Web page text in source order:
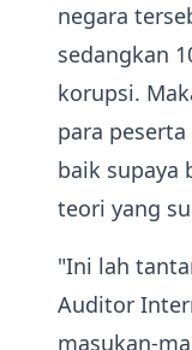
negara
sedangkan
korupsi.
para
baik supaya
teori yang
"Ini lah
Auditor
masukan-